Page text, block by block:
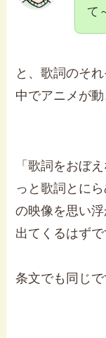
て
と、歌詞のそ
中でアニメが動
「歌詞をおぼ
っと歌詞とに
の映像を思い
出てくるはずで
条文でも同じで